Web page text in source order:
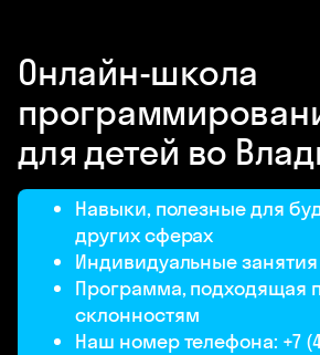
Онлайн-школа
для детей во
Навыки, полезные для
других сферах
Индивидуальные
Программа, подходящая
склонностям
Наш номер телефона: +7
online